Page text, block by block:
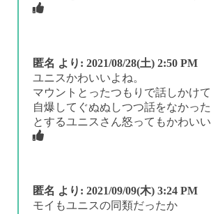
匿名 より: 2021/08/28(土) 2:50 PM
ユニスかわいいよね。
マウントとったつもりで話しかけ
自爆してぐぬぬしつつ話をなかっ
とするユニスさん怒ってもかわいい
匿名 より: 2021/09/09(木) 3:24 PM
モイもユニスの同類だったか